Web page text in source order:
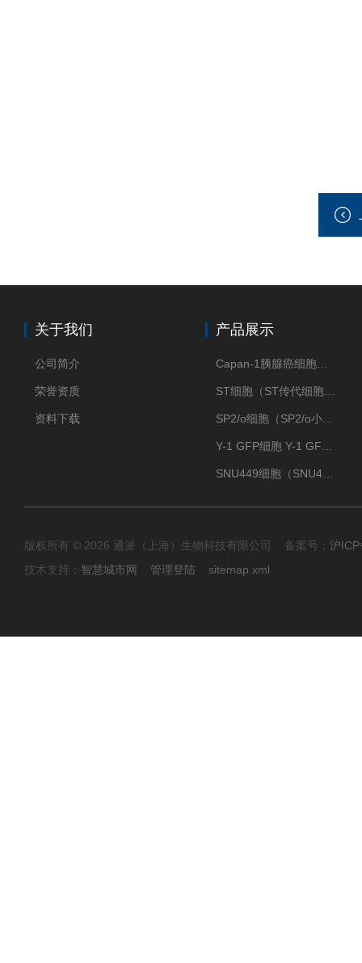
关于我们
公司简介
荣誉资质
资料下载
产品展示
版权所有 © 2026 通派（上海）生物科技有限公司 备案号： 沪
技术支持： 智慧城市网 管理登陆 sitemap.xml